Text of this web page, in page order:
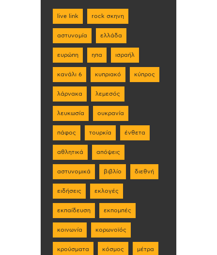
live link rock σκηνη
αστυνομία ελλάδα
ευρώπη ηπα ισραήλ
κανάλι 6 κυπριακό κύπρος
λάρνακα λεμεσός
λευκωσία ουκρανία
πάφος τουρκία ένθετα
αθλητικά απόψεις
αστυνομικά βιβλίο διεθνή
ειδήσεις εκλογές
εκπαίδευση εκπομπές
κοινωνία κορωνοϊός
κρούσματα κόσμος μέτρα